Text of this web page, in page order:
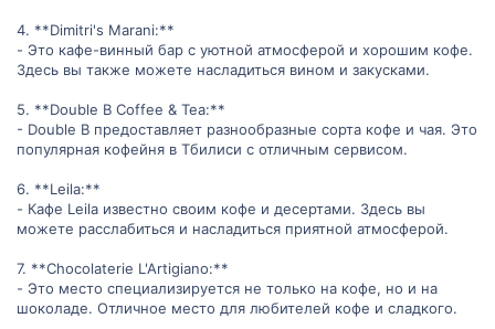
4. **Dimitri's Marani:**
- Это кафе-винный бар с уютной атмосферой и хорошим кофе.
Здесь вы также можете насладиться вином и закусками.
5. **Double B Coffee & Tea:**
- Double B предоставляет разнообразные сорта кофе и чая. Это
популярная кофейня в Тбилиси с отличным сервисом.
6. **Leila:**
- Кафе Leila известно своим кофе и десертами. Здесь вы
можете расслабиться и насладиться приятной атмосферой.
7. **Chocolaterie L'Artigiano:**
- Это место специализируется не только на кофе, но и на
шоколаде. Отличное место для любителей кофе и сладкого.